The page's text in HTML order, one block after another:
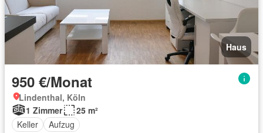
Haus
950 €/Monat
Lindenthal, Köln
1 Zimmer
25 m²
Keller
Aufzug